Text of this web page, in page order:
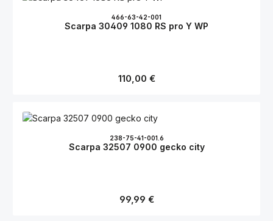
466-63-42-001
Scarpa 30409 1080 RS pro Y WP
Regulärer Preis:
110,00 €
238-75-41-001.6
Scarpa 32507 0900 gecko city
Regulärer Preis:
99,99 €